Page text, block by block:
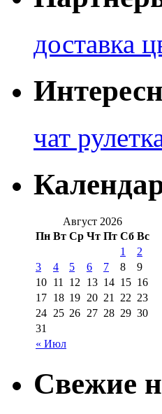
доставка
чат
Август 2026
Пн Вт Ср Чт Пт Сб Вс
« Июл
1
2
3
4 5 6 7 8
9
10 11 12 13 14 15 16
17 18 19 20 21 22 23
24 25 26 27 28 29 30
31
Свежие